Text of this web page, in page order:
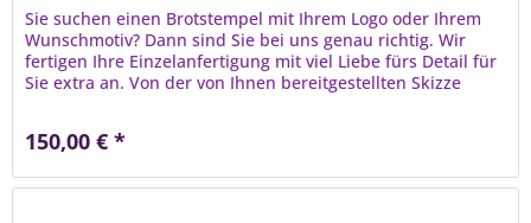
Sie suchen einen Brotstempel mit Ihrem Logo oder Ihrem
Wunschmotiv? Dann sind Sie bei uns genau richtig. Wir
fertigen Ihre Einzelanfertigung mit viel Liebe fürs Detail für
Sie extra an. Von der von Ihnen bereitgestellten Skizze
150,00 € *